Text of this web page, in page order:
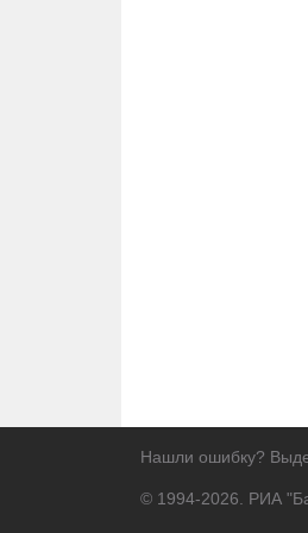
Нашли ошибку?
© 1994-2026. РИА